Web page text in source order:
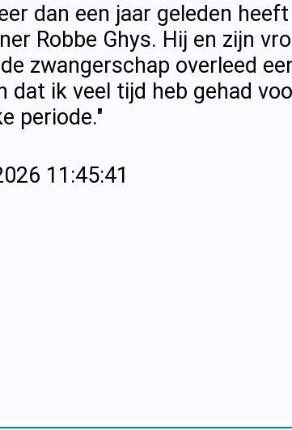
dan een jaar geleden
Robbe Ghys. Hij en zijn
zwangerschap overleed
dat ik veel tijd heb gehad
periode."
11:45:41